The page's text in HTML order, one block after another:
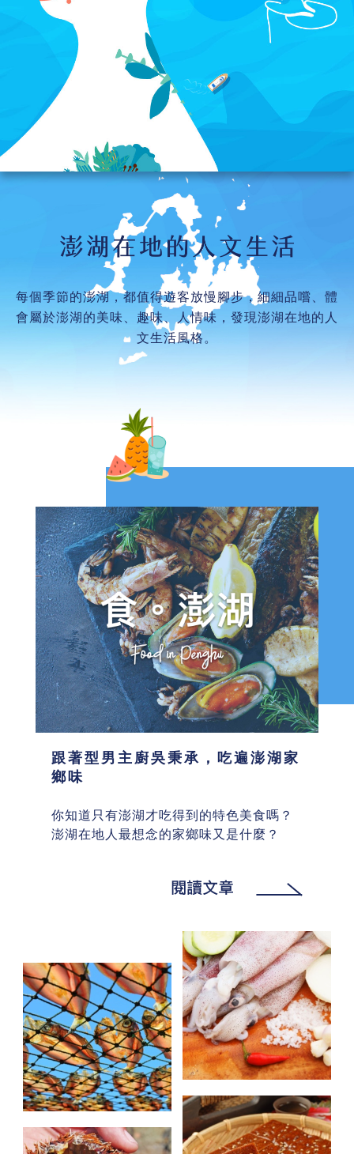
每個季節的澎湖，都值得遊客放慢腳步，細細品嚐、體
會屬於澎湖的美味、趣味、人情味，發現澎湖在地的人
文生活風格。
跟著型男主廚吳秉承，吃遍澎湖家
鄉味
你知道只有澎湖才吃得到的特色美食嗎？
澎湖在地人最想念的家鄉味又是什麼？